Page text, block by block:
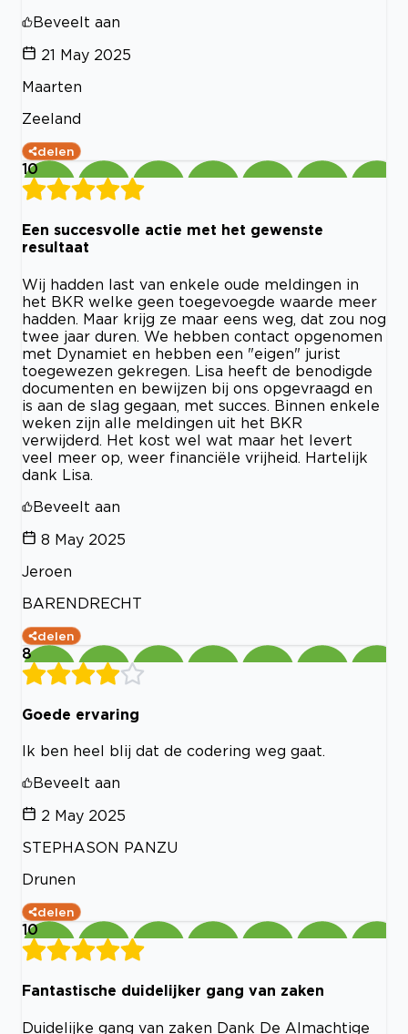
Beveelt aan
21 May 2025
Maarten
Zeeland
delen
10
Een succesvolle actie met het gewenste
resultaat
Wij hadden last van enkele oude meldingen in
het BKR welke geen toegevoegde waarde meer
hadden. Maar krijg ze maar eens weg, dat zou nog
twee jaar duren. We hebben contact opgenomen
met Dynamiet en hebben een "eigen" jurist
toegewezen gekregen. Lisa heeft de benodigde
documenten en bewijzen bij ons opgevraagd en
is aan de slag gegaan, met succes. Binnen enkele
weken zijn alle meldingen uit het BKR
verwijderd. Het kost wel wat maar het levert
veel meer op, weer financiële vrijheid. Hartelijk
dank Lisa.
Beveelt aan
8 May 2025
Jeroen
BARENDRECHT
delen
8
Goede ervaring
Ik ben heel blij dat de codering weg gaat.
Beveelt aan
2 May 2025
STEPHASON PANZU
Drunen
delen
10
Fantastische duidelijker gang van zaken
Duidelijke gang van zaken Dank De Almachtige